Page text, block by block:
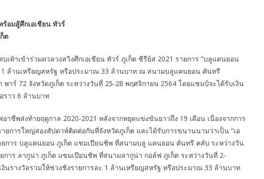
อมสู้ศึกเอเชียน ทัวร์
ต
เท้าเข้าร่วมดวลวงสวิงศึกเอเชียน ทัวร์ ภูเก็ต ซีรีย์ส 2021 รายการ “บลูแคนยอน
1 ล้านเหรียญสหรัฐ หรือประมาณ 33 ล้านบาท ณ สนามบลูแคนยอน คันทรี
าร์ 72 จังหวัดภูเก็ต ระหว่างวันที่ 25-28 พฤศจิกายน 2564 โดยแชมป์จะได้รับเงิน
ราว 6 ล้านบาท
าชีพส่งท้ายฤดูกาล 2020-2021 หลังจากหยุดแข่งขันยาวถึง 19 เดือน เนื่องจากการ
ยการใหญ่สองสัปดาห์ติดต่อกันที่จังหวัดภูเก็ต และได้รับการขนานนามว่าเป็น “เอ
ยการ บลูแคนยอน ภูเก็ต แชมเปียนชิพ ที่สนามบลู แคนยอน คันทรี คลับ ระหว่างวัน
การ ลากูน่า ภูเก็ต แชมเปียนชิพ ที่สนามลากูน่า กอล์ฟ ภูเก็ต ระหว่างวันที่ 2-
งินรางวัลรวมให้ช่วงชิงรายการละ 1 ล้านเหรียญสหรัฐ หรือประมาณ 33 ล้านบาท